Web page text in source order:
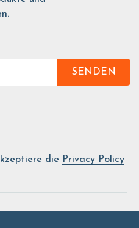
SENDEN
die Privacy Policy